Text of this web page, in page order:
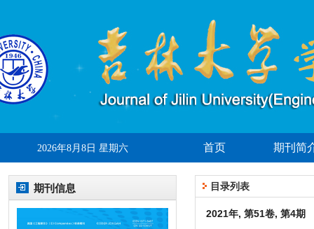
2026年8月8日 星期六 首页 期刊简
期刊信息 目录列表
2021年, 第51卷, 第4期